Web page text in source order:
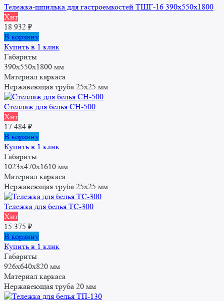
Тележка-шпилька для гастроемкостей ТШГ-16 390x550x1800
Хит
18 932 ₽
В корзину
Купить в 1 клик
Габариты
390x550x1800 мм
Материал каркаса
Нержавеющая труба 25x25 мм
Стеллаж для белья СН-500
Хит
17 484 ₽
В корзину
Купить в 1 клик
Габариты
1023х470х1610 мм
Материал каркаса
Нержавеющая труба 25x25 мм
Тележка для белья ТС-300
Хит
15 375 ₽
В корзину
Купить в 1 клик
Габариты
926х640х820 мм
Материал каркаса
Нержавеющая труба 20 мм